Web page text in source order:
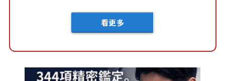
看更多